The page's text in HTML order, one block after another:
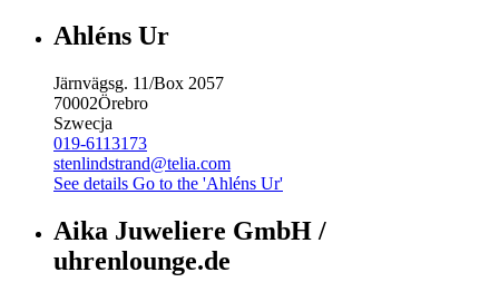
Ahléns Ur
Järnvägsg. 11/Box 2057
70002Örebro
Szwecja
019-6113173
stenlindstrand@telia.com
See details Go to the 'Ahléns Ur'
Aika Juweliere GmbH /
uhrenlounge.de